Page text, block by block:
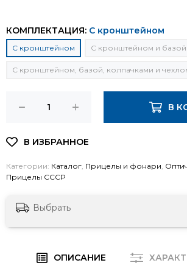
КОМПЛЕКТАЦИЯ: С кронштейном
С кронштейном С кронштейном и базой
С кронштейном, базой, колпачками и
В
Категории: Каталог, Прицелы и фонари,
Прицелы СССР
Выбрать
ОПИСАНИЕ